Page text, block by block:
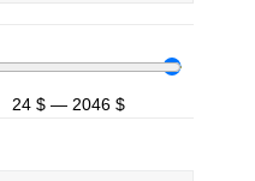
24 $ — 2046 $